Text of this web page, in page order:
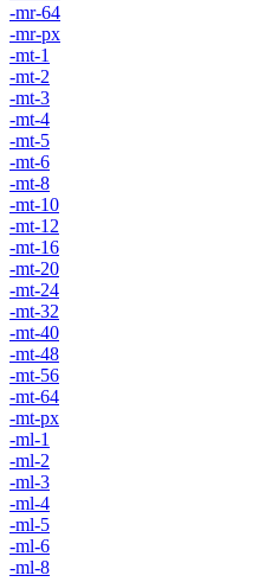
-mr-64
-mr-px
-mt-1
-mt-2
-mt-3
-mt-4
-mt-5
-mt-6
-mt-8
-mt-10
-mt-12
-mt-16
-mt-20
-mt-24
-mt-32
-mt-40
-mt-48
-mt-56
-mt-64
-mt-px
-ml-1
-ml-2
-ml-3
-ml-4
-ml-5
-ml-6
-ml-8